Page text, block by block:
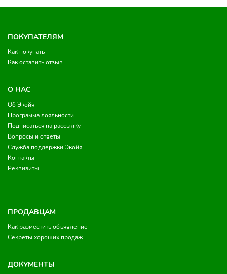
ПОКУПАТЕЛЯМ
Как покупать
Как оставить отзыв
О НАС
Об Экойя
Программа лояльности
Подписаться на рассылку
Вопросы и ответы
Служба поддержки Экойя
Контакты
Реквизиты
ПРОДАВЦАМ
Как разместить объявление
Секреты хороших продаж
ДОКУМЕНТЫ